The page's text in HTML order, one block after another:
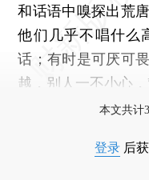
和话语中嗅探出荒
他们几乎不唱什么
话；有时是可厌可
越，别人一不小心
本文共计
登录 后